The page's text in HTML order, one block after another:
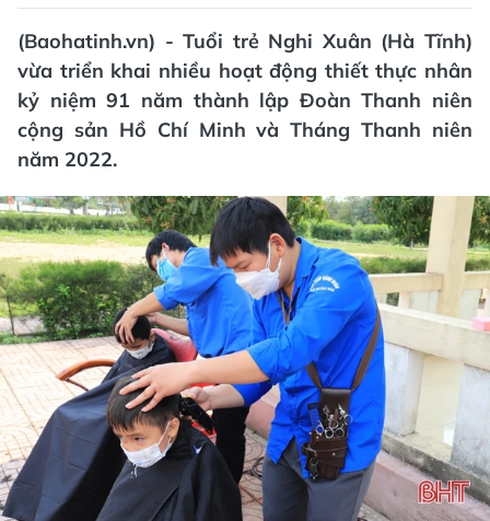
(Baohatinh.vn) - Tuổi trẻ Nghi Xuân (Hà Tĩnh)
vừa triển khai nhiều hoạt động thiết thực nhân
kỷ niệm 91 năm thành lập Đoàn Thanh niên
cộng sản Hồ Chí Minh và Tháng Thanh niên
năm 2022.